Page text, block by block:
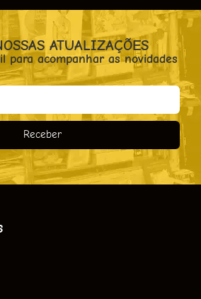
ATUALIZAÇÕES
para acompanhar as novidades
Receber